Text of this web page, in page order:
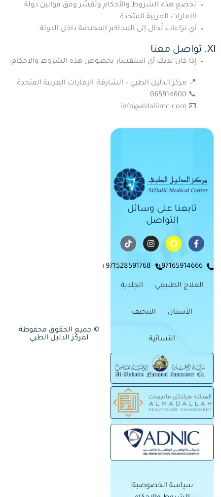
تخضع هذه الشروط والأحكام وتُفسَّر وفق قوانين دولة
الإمارات العربية المتحدة.
أي نزاعات تُحال إلى المحاكم المختصة داخل الدولة.
XI. تواصل معنا
إذا كان لديك أي استفسار بخصوص هذه الشروط والاحكام:
📍 مركز الدليل الطبي – الشارقة، الإمارات العربية المتحدة
📞 ‎065914600
📧
info@aldalilmc.com
تابعنا على وسائل
التواصل
97165914666+
971528591768+
العلاج الطبيعي الجلدية
الأسنان التنحيف
النسائية
سياسة الخصوصية
© جميع الحقوق محفوظة
لمركز الدليل الطبي